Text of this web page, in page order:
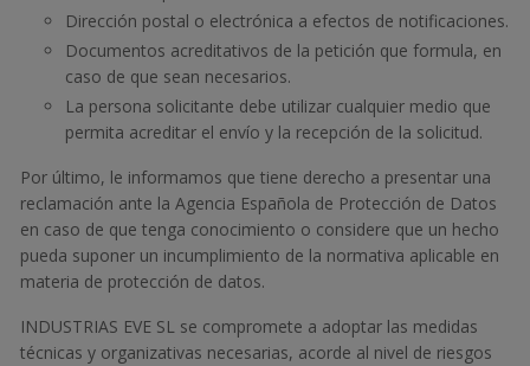
Dirección postal o electrónica a efectos de notificaciones.
Documentos acreditativos de la petición que formula, en
caso de que sean necesarios.
La persona solicitante debe utilizar cualquier medio que
permita acreditar el envío y la recepción de la solicitud.
Por último, le informamos que tiene derecho a presentar una
reclamación ante la Agencia Española de Protección de Datos
en caso de que tenga conocimiento o considere que un hecho
pueda suponer un incumplimiento de la normativa aplicable en
materia de protección de datos.
INDUSTRIAS EVE SL se compromete a adoptar las medidas
técnicas y organizativas necesarias, acorde al nivel de riesgos